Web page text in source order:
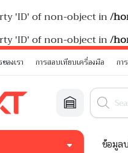
'ID' of non-object in/
'ID' of non-object in/
องเรา การสอบเทียบเครื่องมือ กา
ข้อมูล